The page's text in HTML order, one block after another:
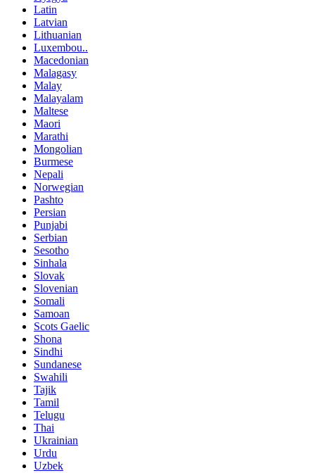
Latin
Latvian
Lithuanian
Luxembou..
Macedonian
Malagasy
Malay
Malayalam
Maltese
Maori
Marathi
Mongolian
Burmese
Nepali
Norwegian
Pashto
Persian
Punjabi
Serbian
Sesotho
Sinhala
Slovak
Slovenian
Somali
Samoan
Scots Gaelic
Shona
Sindhi
Sundanese
Swahili
Tajik
Tamil
Telugu
Thai
Ukrainian
Urdu
Uzbek